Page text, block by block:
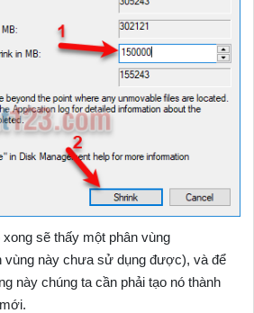
sẽ thấy một phân vùng
vùng này chưa sử dụng được), và để
này chúng ta cần phải tạo nó thành